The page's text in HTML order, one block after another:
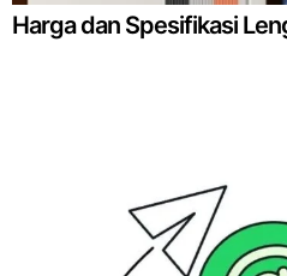
Harga dan Spesifikasi